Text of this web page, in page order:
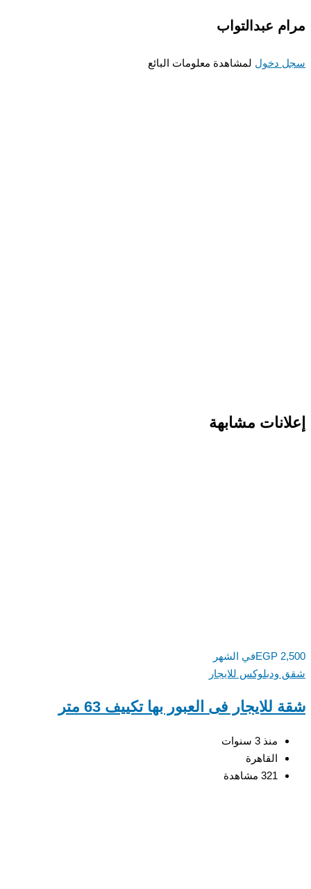
عبدالتواب
دخوللمشاهدة معلومات البائع
مشابهة
EGP في الشهر
للايجار
للايجار فى العبور بها تكييف 63 متر
منذ 3 سنوات
القاهرة
321 مشاهدة